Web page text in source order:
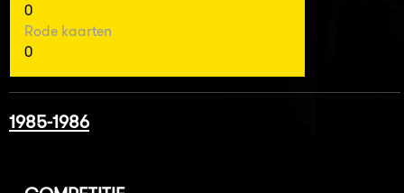
0
Rode kaarten
0
1985-1986